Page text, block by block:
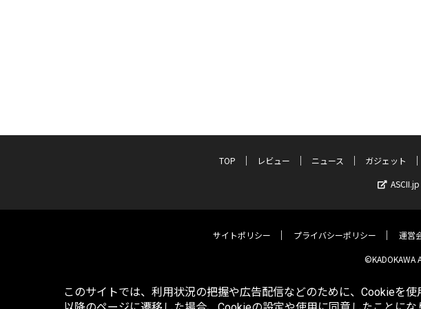
TOP レビュー ニュース ガジェット
ASCII.jp
サイトポリシー プライバシーポリシー 運営
©KADOKAWA
このサイトでは、利用状況の把握や広告配信などのために、Cookieを